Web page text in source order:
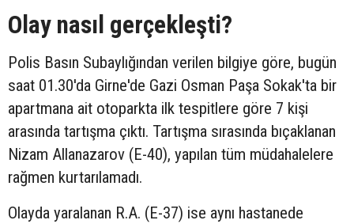
Olay nasıl gerçekleşti?
Polis Basın Subaylığından verilen bilgiye göre, bugün
saat 01.30'da Girne'de Gazi Osman Paşa Sokak'ta bir
apartmana ait otoparkta ilk tespitlere göre 7 kişi
arasında tartışma çıktı. Tartışma sırasında bıçaklanan
Nizam Allanazarov (E-40), yapılan tüm müdahalelere
rağmen kurtarılamadı.
Olayda yaralanan R.A. (E-37) ise aynı hastanede